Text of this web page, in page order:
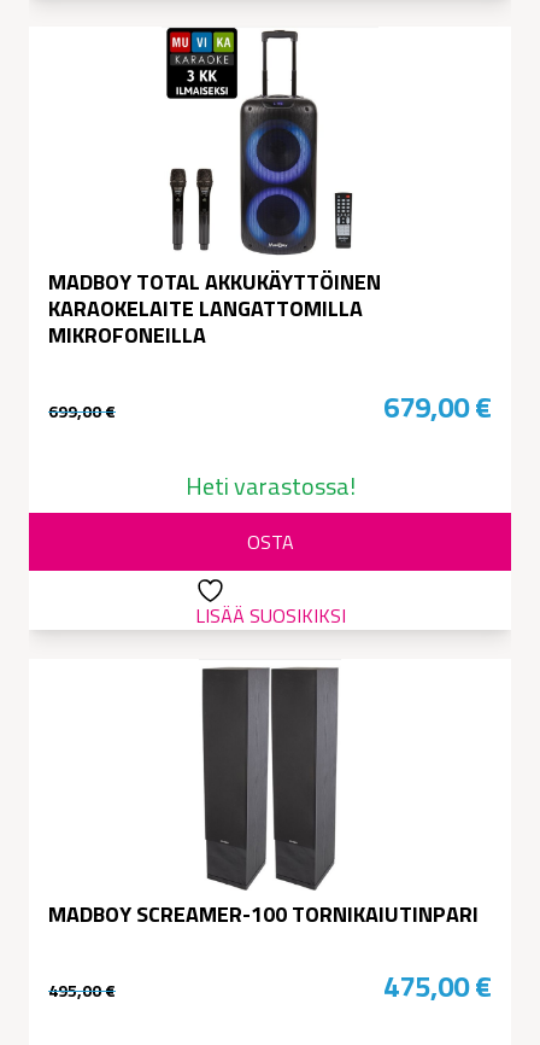
MADBOY TOTAL AKKUKÄYTTÖINEN
KARAOKELAITE LANGATTOMILLA
MIKROFONEILLA
699,00€
oli:
699,00 €.
679,00€
on:
679,00 €.
Heti varastossa!
OSTA
LISÄÄ SUOSIKIKSI
MADBOY SCREAMER-100 TORNIKAIUTINPARI
495,00€ 475,00€